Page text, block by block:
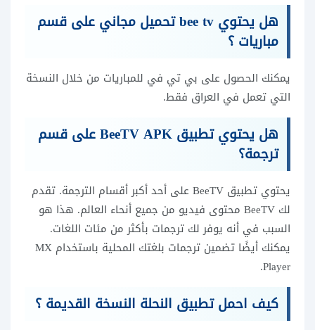
هل يحتوي bee tv تحميل مجاني على قسم
مباريات ؟
يمكنك الحصول على بي تي في للمباريات من خلال النسخة
التي تعمل في العراق فقط.
هل يحتوي تطبيق BeeTV APK على قسم
ترجمة؟
يحتوي تطبيق BeeTV على أحد أكبر أقسام الترجمة. تقدم
لك BeeTV محتوى فيديو من جميع أنحاء العالم. هذا هو
السبب في أنه يوفر لك ترجمات بأكثر من مئات اللغات.
يمكنك أيضًا تضمين ترجمات بلغتك المحلية باستخدام MX
Player.
كيف احمل تطبيق النحلة النسخة القديمة ؟